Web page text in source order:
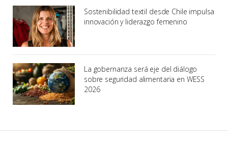
Sostenibilidad textil desde Chile impulsa
innovación y liderazgo femenino
La gobernanza será eje del diálogo
sobre seguridad alimentaria en WESS
2026